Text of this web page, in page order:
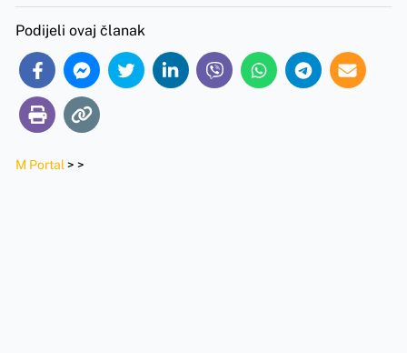
Podijeli ovaj članak
M Portal > >